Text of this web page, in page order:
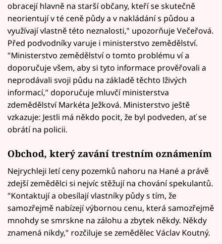
obracejí hlavně na starší občany, kteří se skutečně
neorientují v té ceně půdy a v nakládání s půdou a
využívají vlastně této neznalosti," upozorňuje Večeřová.
Před podvodníky varuje i ministerstvo zemědělství.
"Ministerstvo zemědělství o tomto problému ví a
doporučuje všem, aby si tyto informace prověřovali a
neprodávali svoji půdu na základě těchto lživých
informací," doporučuje mluvčí ministerstva
zdemědělství Markéta Ježková. Ministerstvo ještě
vzkazuje: Jestli má někdo pocit, že byl podveden, ať se
obrátí na policii.
Obchod, který zavání trestním oznámením
Nejrychleji letí ceny pozemků nahoru na Hané a právě
zdejší zemědělci si nejvíc stěžují na chování spekulantů.
"Kontaktují a obesílají vlastníky půdy s tím, že
samozřejmě nabízejí výbornou cenu, která samozřejmě
mnohdy se smrskne na zálohu a zbytek někdy. Někdy
znamená nikdy," rozčiluje se zemědělec Václav Koutný.